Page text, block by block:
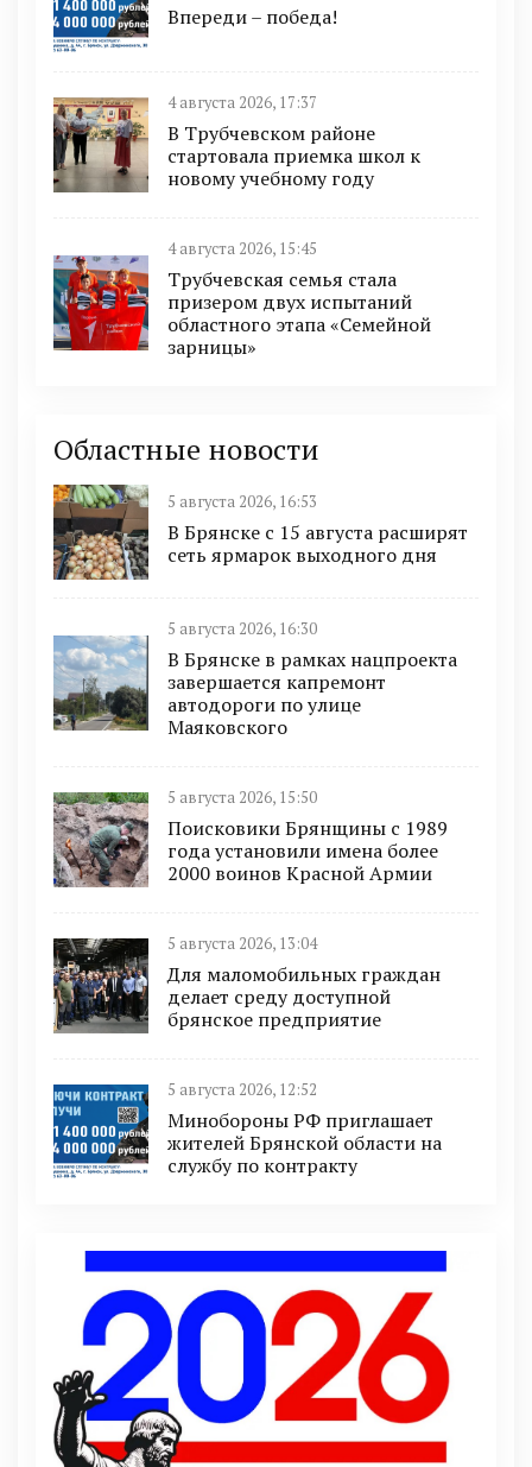
Впереди – победа!
4 августа 2026, 17:37
В Трубчевском районе
стартовала приемка школ к
новому учебному году
4 августа 2026, 15:45
Трубчевская семья стала
призером двух испытаний
областного этапа «Семейной
зарницы»
Областные новости
5 августа 2026, 16:53
В Брянске с 15 августа расширят
сеть ярмарок выходного дня
5 августа 2026, 16:30
В Брянске в рамках нацпроекта
завершается капремонт
автодороги по улице
Маяковского
5 августа 2026, 15:50
Поисковики Брянщины с 1989
года установили имена более
2000 воинов Красной Армии
5 августа 2026, 13:04
Для маломобильных граждан
делает среду доступной
брянское предприятие
5 августа 2026, 12:52
Минобoроны РФ приглaшaет
житeлeй Брянской области на
службу по контракту